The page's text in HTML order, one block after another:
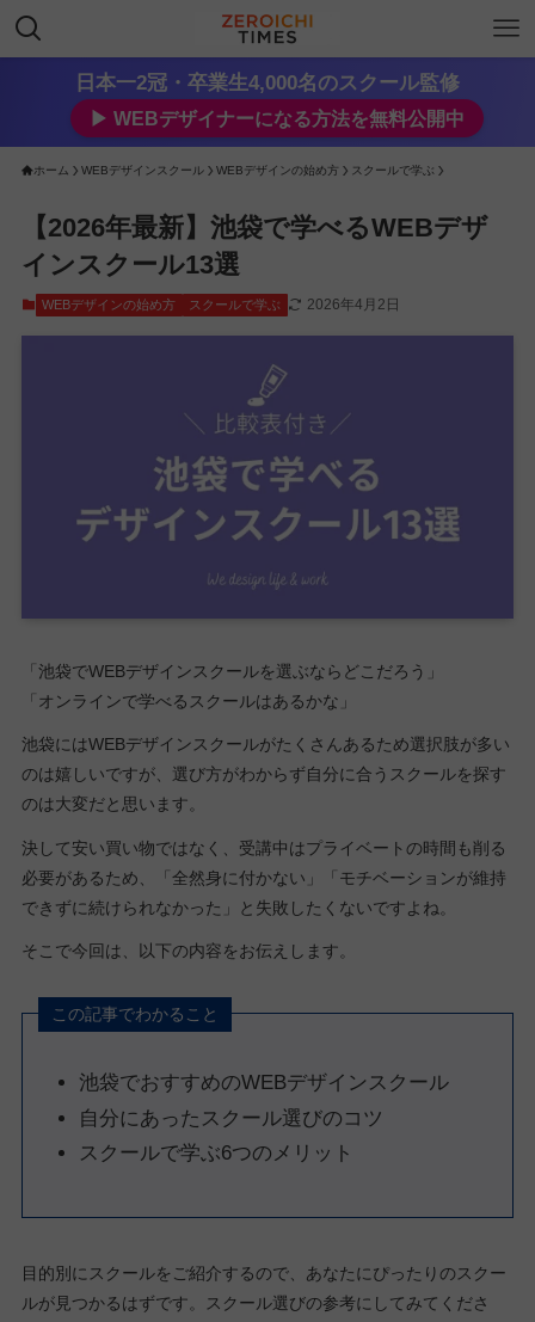
日本一2冠・卒業生4,000名のスクール監修
▶︎ WEBデザイナーになる方法を無料公開中
ホーム WEBデザインスクール WEBデザインの始め方 スクールで学ぶ
【2026年最新】池袋で学べるWEBデザ
インスクール13選
WEBデザインの始め方 スクールで学ぶ 2026年4月2日
「池袋でWEBデザインスクールを選ぶならどこだろう」
「オンラインで学べるスクールはあるかな」
池袋にはWEBデザインスクールがたくさんあるため選択肢が多い
のは嬉しいですが、選び方がわからず自分に合うスクールを探す
のは大変だと思います。
決して安い買い物ではなく、受講中はプライベートの時間も削る
必要があるため、「全然身に付かない」「モチベーションが維持
できずに続けられなかった」と失敗したくないですよね。
そこで今回は、以下の内容をお伝えします。
この記事でわかること
池袋でおすすめのWEBデザインスクール
自分にあったスクール選びのコツ
スクールで学ぶ6つのメリット
目的別にスクールをご紹介するので、あなたにぴったりのスクー
ルが見つかるはずです。スクール選びの参考にしてみてくださ